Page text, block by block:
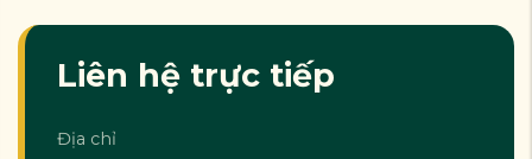
Liên hệ trực tiếp
Địa chỉ